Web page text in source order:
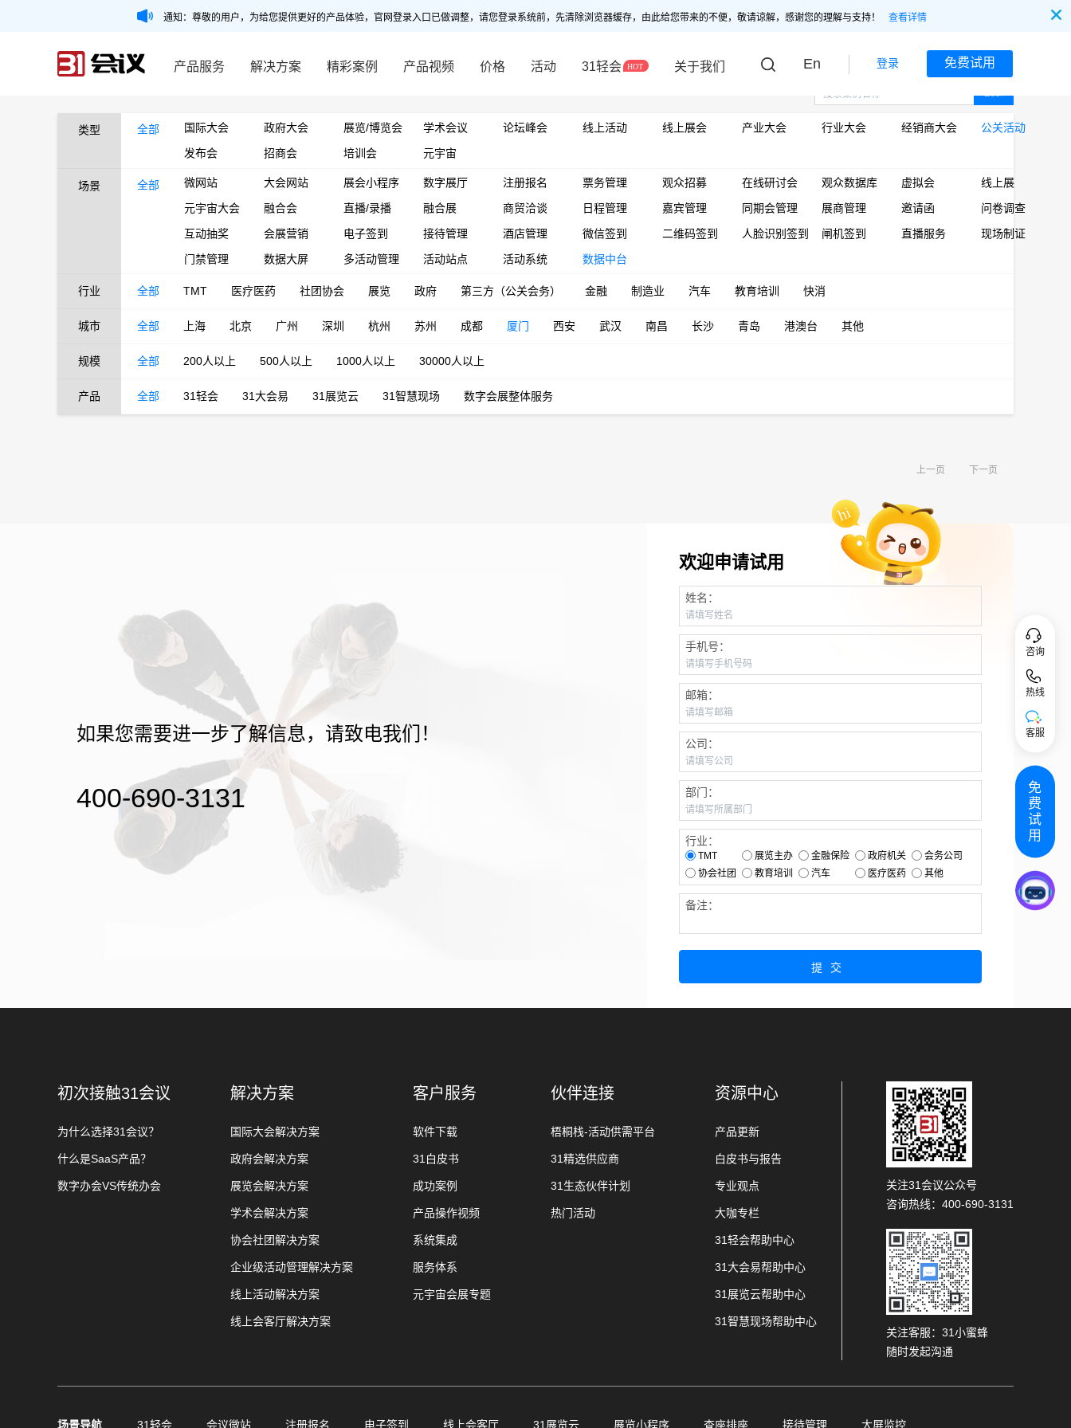
通知：尊敬的用户，为给您提供更好的产品体验，官网登录入口已做调整，请您登录系统前，先清除浏览器缓存，由此给您带来的不便，敬请谅解，感谢您的理解与支持！ 查看详情
产品服务 解决方案 精彩案例 产品视频 价格 活动 31轻会 关于我们 En 登录 免费试用
类型 全部 国际大会 政府大会 展览/博览会 学术会议 论坛峰会 线上活动 线上展会 产业大会 行业大会 经销商大会
公关活动
发布会
招商会 培训会 元宇宙
场景 全部 微网站 大会网站 展会小程序 数字展厅 注册报名 票务管理 观众招募 在线研讨会 观众数据库 虚拟会
线上展
元宇宙大会
融合会 直播/录播 融合展 商贸洽谈 日程管理 嘉宾管理 同期会管理 展商管理 邀请函
问卷调查
互动抽奖
会展营销 电子签到 接待管理 酒店管理 微信签到 二维码签到 人脸识别签到 闸机签到 直播服务
现场制证
门禁管理
数据大屏 多活动管理 活动站点 活动系统 数据中台
行业 全部 TMT 医疗医药 社团协会 展览 政府 第三方（公关会务） 金融 制造业 汽车 教育培训 快消
城市 全部 上海 北京 广州 深圳 杭州 苏州 成都 厦门 西安 武汉 南昌 长沙 青岛 港澳台 其他
规模 全部 200人以上 500人以上 1000人以上 30000人以上
产品 全部 31轻会 31大会易 31展览云 31智慧现场 数字会展整体服务
上一页 下一页
如果您需要进一步了解信息，请致电我们！
400-690-3131
欢迎申请试用
姓名：
手机号：
邮箱：
公司：
部门：
行业：
TMT 展览主办 金融保险 政府机关
会务公司
协会社团
教育培训 汽车 医疗医药 其他
备注：
提交
初次接触31会议
为什么选择31会议？
什么是SaaS产品？
数字办会VS传统办会
解决方案
国际大会解决方案
政府会解决方案
展览会解决方案
学术会解决方案
协会社团解决方案
企业级活动管理解决方案
线上活动解决方案
线上会客厅解决方案
客户服务
软件下载
31白皮书
成功案例
产品操作视频
系统集成
服务体系
元宇宙会展专题
伙伴连接
梧桐栈-活动供需平台
31精选供应商
31生态伙伴计划
热门活动
资源中心
产品更新
白皮书与报告
专业观点
大咖专栏
31轻会帮助中心
31大会易帮助中心
31展览云帮助中心
31智慧现场帮助中心
关注31会议公众号
咨询热线：400-690-3131
关注客服：31小蜜蜂
随时发起沟通
场景导航 31轻会 会议微站 注册报名 电子签到 线上会客厅 31展览云 展览小程序 查座排座 接待管理 大屏监控
咨询
热线
客服
免
费
试
用